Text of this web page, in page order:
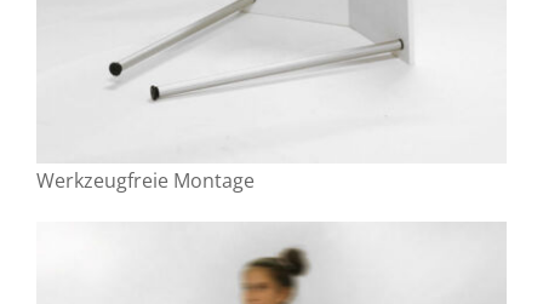
Werkzeugfreie Montage